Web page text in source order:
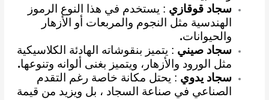
سجاد قوقازي : يستخدم في هذا النوع الرموز
الهندسية مثل النجوم والمربعات أو الأزهار
والحيوانات.
سجاد صيني : يتميز بنقوشاته الهادئة الكلاسيكية
مثل الورود والأزهار، ويتميز بغنى ألوانه وتنوعها.
سجاد يدوي : يحتل مكانة خاصة رغم التقدم
الصناعي في صناعة السجاد ، بل ويزيد من قيمة